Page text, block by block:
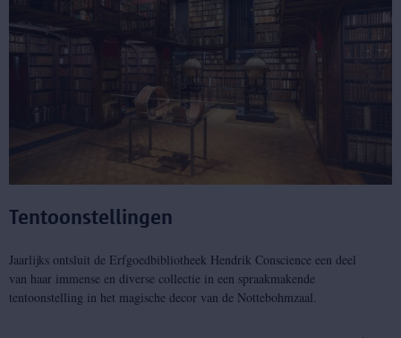
Tentoonstellingen
Jaarlijks ontsluit de Erfgoedbibliotheek Hendrik Conscience een deel
van haar immense en diverse collectie in een spraakmakende
tentoonstelling in het magische decor van de Nottebohmzaal.